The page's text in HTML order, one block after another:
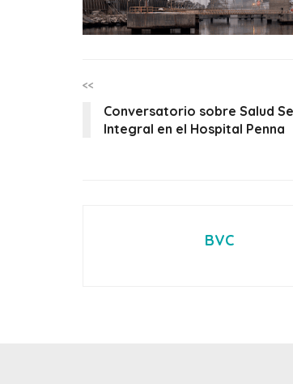
<<
Conversatorio sobre Salud
Integral en el Hospital Penna
BVC